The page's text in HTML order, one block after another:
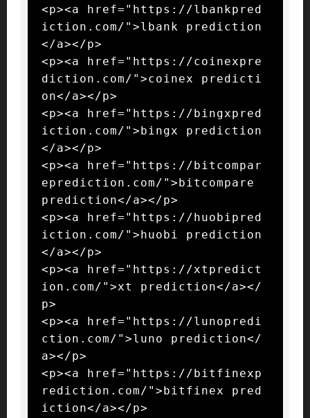
<p><a href="https://lbankpred
iction.com/">lbank prediction
</a></p>
<p><a href="https://coinexpre
diction.com/">coinex predicti
on</a></p>
<p><a href="https://bingxpred
iction.com/">bingx prediction
</a></p>
<p><a href="https://bitcompar
eprediction.com/">bitcompare
prediction</a></p>
<p><a href="https://huobipred
iction.com/">huobi prediction
</a></p>
<p><a href="https://xtpredict
ion.com/">xt prediction</a></
p>
<p><a href="https://lunopredi
ction.com/">luno prediction</
a></p>
<p><a href="https://bitfinexp
rediction.com/">bitfinex pred
iction</a></p>